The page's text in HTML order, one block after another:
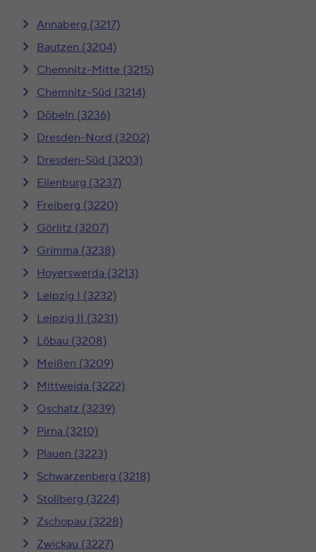
Annaberg (3217)
Bautzen (3204)
Chemnitz-Mitte (3215)
Chemnitz-Süd (3214)
Döbeln (3236)
Dresden-Nord (3202)
Dresden-Süd (3203)
Eilenburg (3237)
Freiberg (3220)
Görlitz (3207)
Grimma (3238)
Hoyerswerda (3213)
Leipzig I (3232)
Leipzig II (3231)
Löbau (3208)
Meißen (3209)
Mittweida (3222)
Oschatz (3239)
Pirna (3210)
Plauen (3223)
Schwarzenberg (3218)
Stollberg (3224)
Zschopau (3228)
Zwickau (3227)